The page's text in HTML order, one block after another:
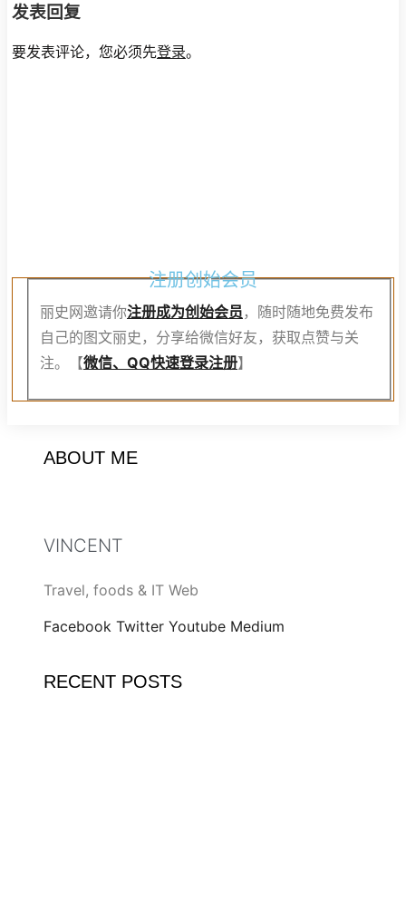
发表回复
要发表评论，您必须先登录。
注册创始会员
丽史网邀请你注册成为创始会员 ，随时随地免费发布
自己的图文丽史，分享给微信好友，获取点赞与关
注。【微信、QQ快速登录注册】
ABOUT ME
VINCENT
Travel, foods & IT Web
Facebook Twitter Youtube Medium
RECENT POSTS